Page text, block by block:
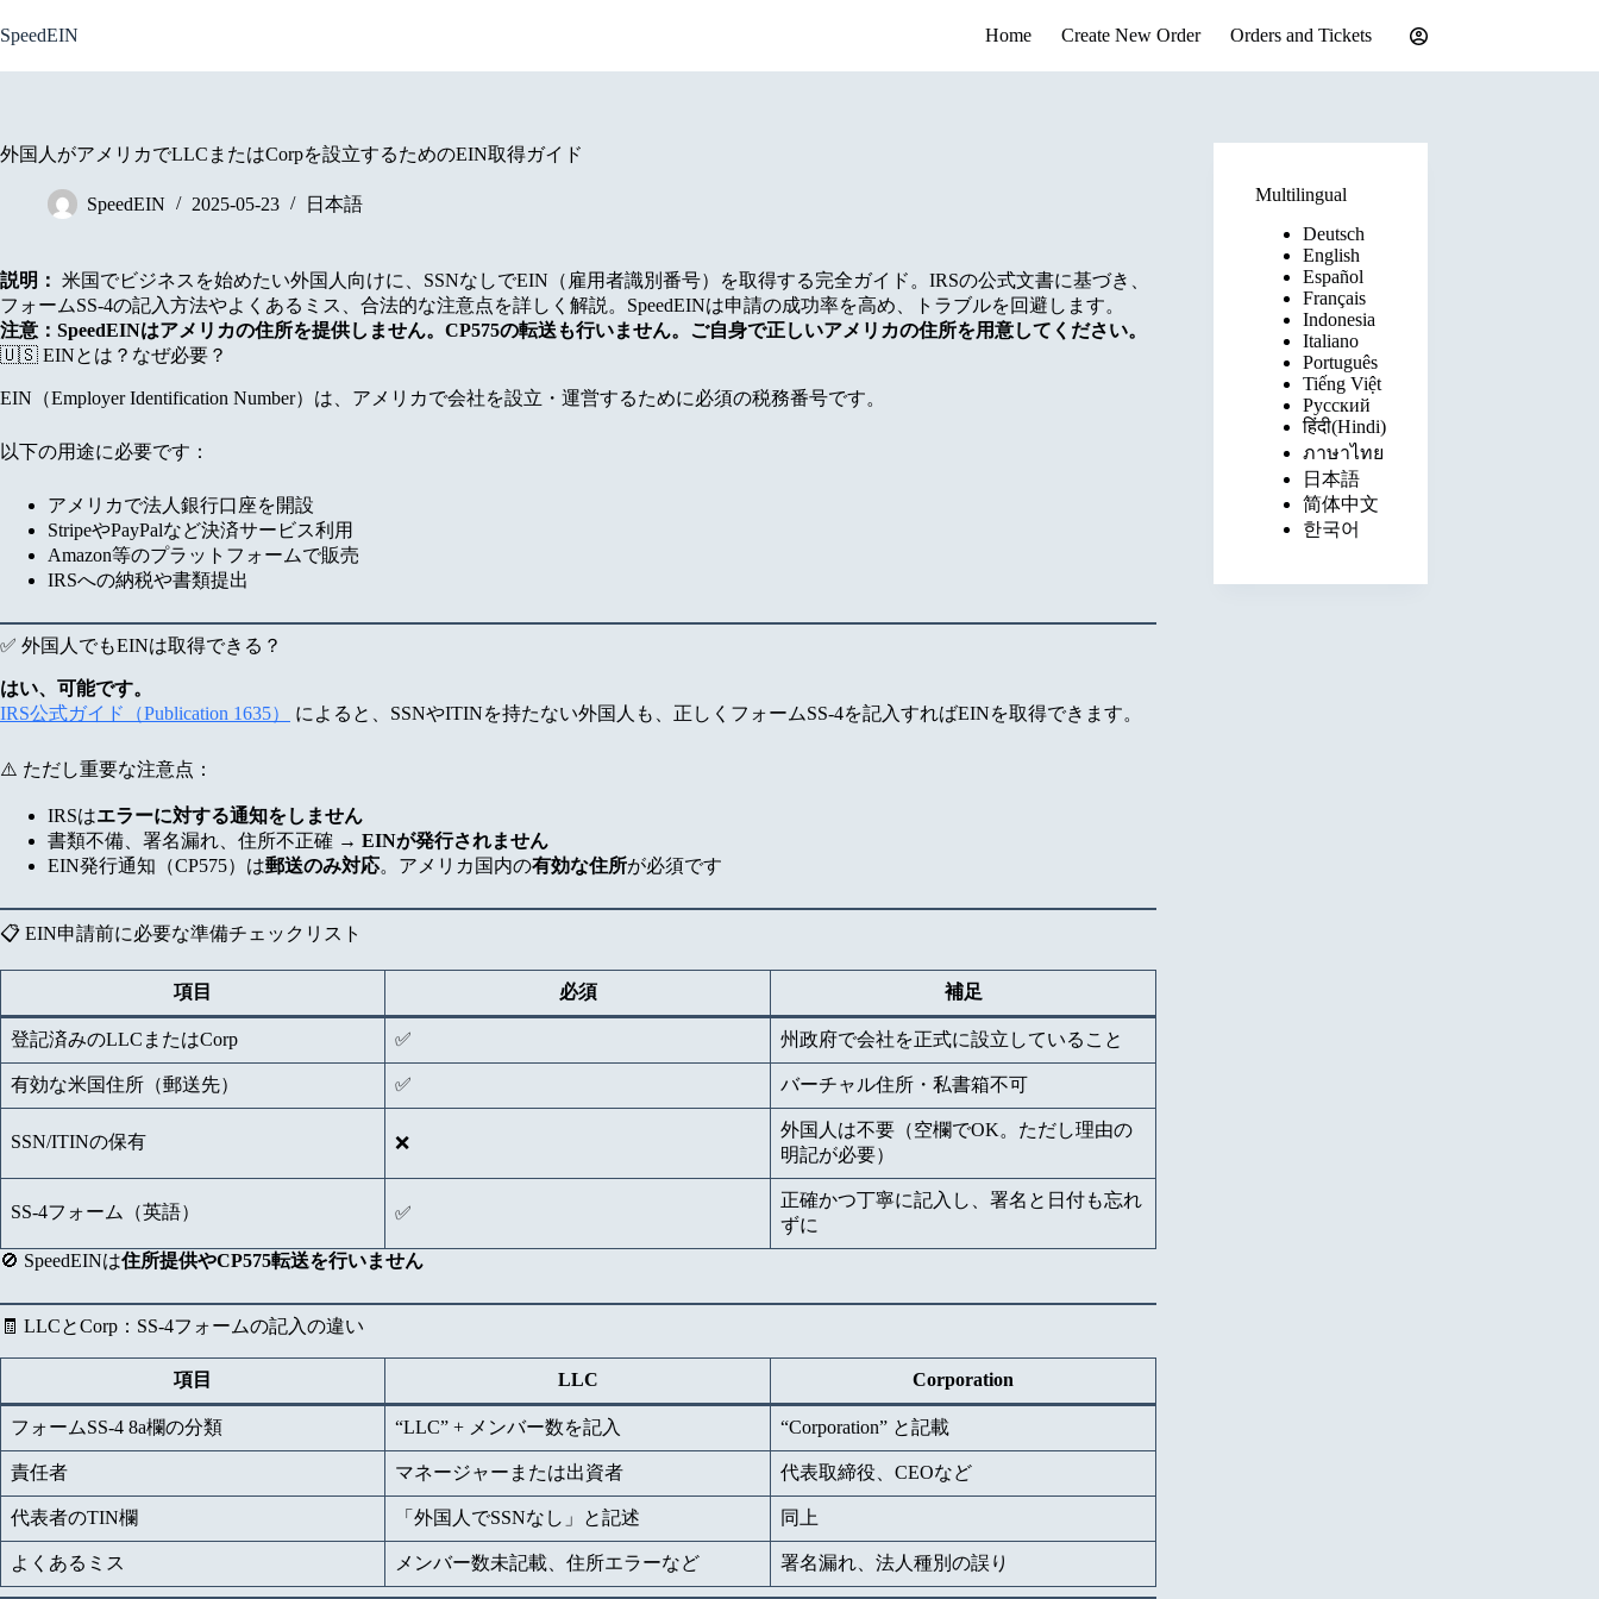
to
content
SpeedEIN Home Create New Order Orders and Tickets
外国人がアメリカでLLCまたはCorpを設立するためのEIN取得ガイド
SpeedEIN 2025-05-23 日本語
説明： 米国でビジネスを始めたい外国人向けに、SSNなしでEIN（雇用者識別番号）を取得する完全ガイド。IRSの公式文書に基づき、
フォームSS-4の記入方法やよくあるミス、合法的な注意点を詳しく解説。SpeedEINは申請の成功率を高め、トラブルを回避します。
注意：SpeedEINはアメリカの住所を提供しません。CP575の転送も行いません。ご自身で正しいアメリカの住所を用意してください。
🇺🇸 EINとは？なぜ必要？
EIN（Employer Identification Number）は、アメリカで会社を設立・運営するために必須の税務番号です。
以下の用途に必要です：
アメリカで法人銀行口座を開設
StripeやPayPalなど決済サービス利用
Amazon等のプラットフォームで販売
IRSへの納税や書類提出
✅ 外国人でもEINは取得できる？
はい、可能です。
IRS公式ガイド（Publication 1635）
によると、SSNやITINを持たない外国人も、正しくフォームSS-4を記入すればEINを取得できます。
⚠️ ただし重要な注意点：
IRSはエラーに対する通知をしません
書類不備、署名漏れ、住所不正確 → EINが発行されません
EIN発行通知（CP575）は郵送のみ対応。アメリカ国内の有効な住所が必須です
📋 EIN申請前に必要な準備チェックリスト
項目 必須 補足
登記済みのLLCまたはCorp ✅ 州政府で会社を正式に設立していること
有効な米国住所（郵送先） ✅ バーチャル住所・私書箱不可
SSN/ITINの保有 ❌
外国人は不要（空欄でOK。ただし理由の
明記が必要）
SS-4フォーム（英語） ✅
正確かつ丁寧に記入し、署名と日付も忘れ
ずに
🚫 SpeedEINは住所提供やCP575転送を行いません
🧾 LLCとCorp：SS-4フォームの記入の違い
項目 LLC Corporation
フォームSS-4 8a欄の分類 “LLC” + メンバー数を記入 “Corporation” と記載
責任者 マネージャーまたは出資者 代表取締役、CEOなど
代表者のTIN欄 「外国人でSSNなし」と記述 同上
よくあるミス メンバー数未記載、住所エラーなど 署名漏れ、法人種別の誤り
Multilingual
Deutsch
English
Español
Français
Indonesia
Italiano
Português
Tiếng Việt
Русский
हिंदी(Hindi)
ภาษาไทย
日本語
简体中文
한국어